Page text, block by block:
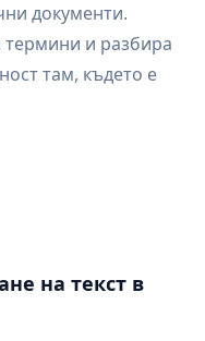
документи.
термини и разбира
там, където е
на текст в